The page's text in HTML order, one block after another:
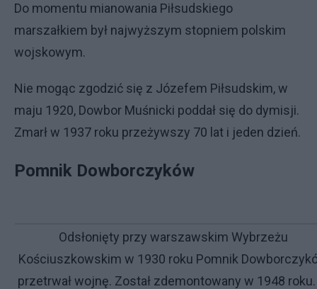
Do momentu mianowania Piłsudskiego
marszałkiem był najwyższym stopniem polskim
wojskowym.
Nie mogąc zgodzić się z Józefem Piłsudskim, w
maju 1920, Dowbor Muśnicki poddał się do dymisji.
Zmarł w 1937 roku przeżywszy 70 lat i jeden dzień.
Pomnik Dowborczyków
Odsłonięty przy warszawskim Wybrzeżu
Kościuszkowskim w 1930 roku Pomnik
przetrwał wojnę. Został zdemontowany w 1948 roku.